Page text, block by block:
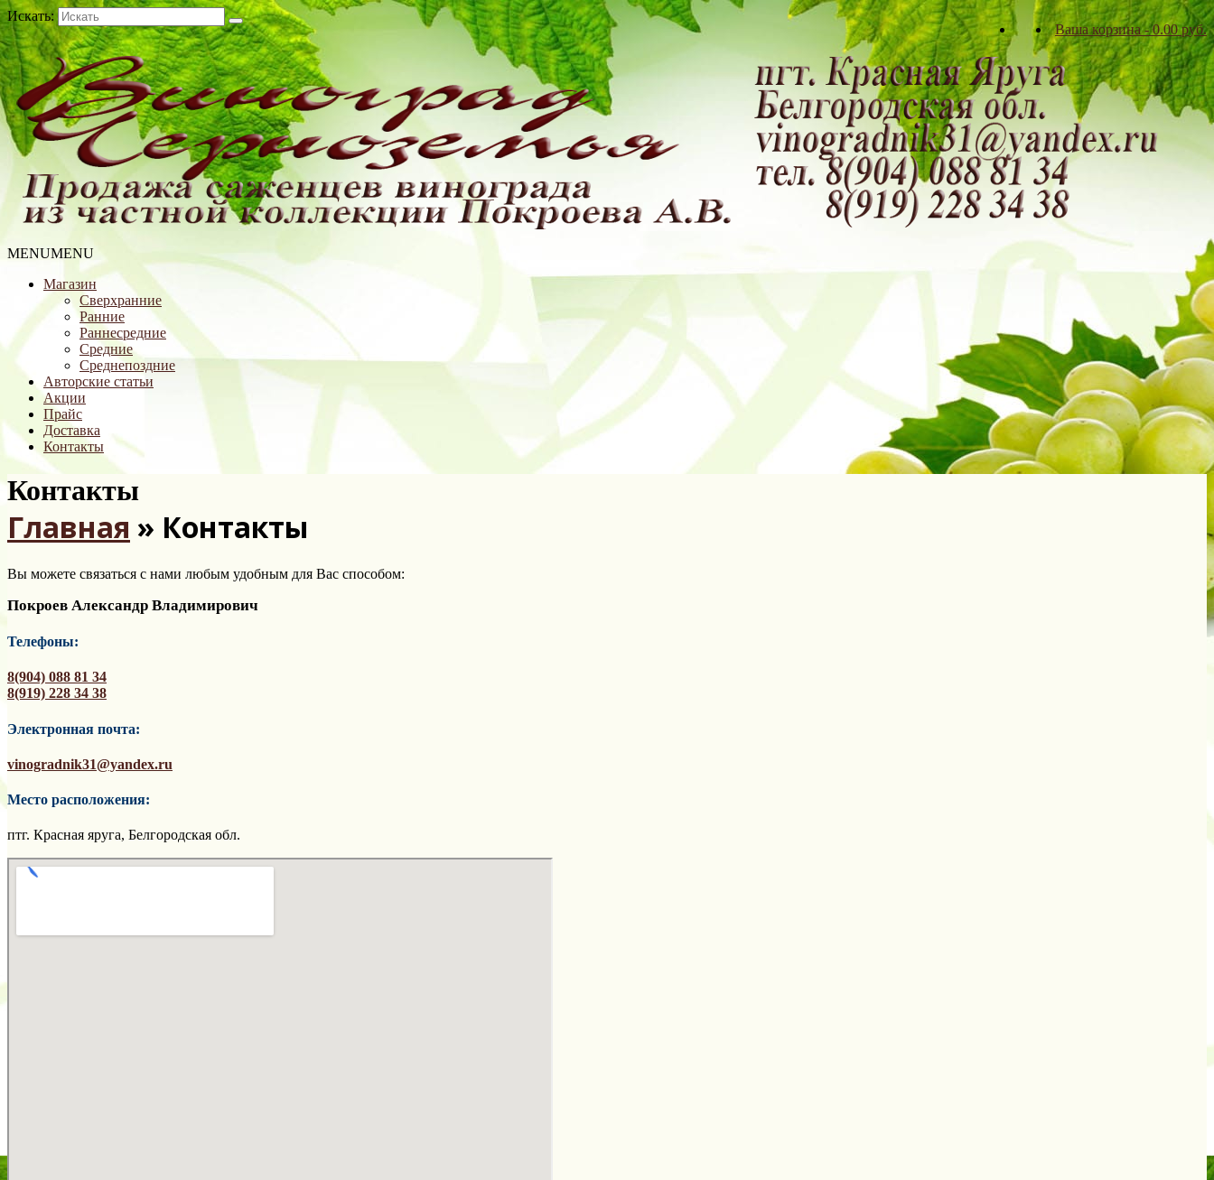
Ваша корзина- 0.00руб.
Искать:
MENUMENU
Магазин
Сверхранние
Ранние
Раннесредние
Средние
Среднепоздние
Авторские статьи
Акции
Прайс
Доставка
Контакты
Контакты
Главная » Контакты
Вы можете связаться с нами любым удобным для Вас способом:
Покроев Александр Владимирович
Телефоны:
8(904) 088 81 34
8(919) 228 34 38
Электронная почта:
vinogradnik31@yandex.ru
Место расположения:
птг. Красная яруга, Белгородская обл.